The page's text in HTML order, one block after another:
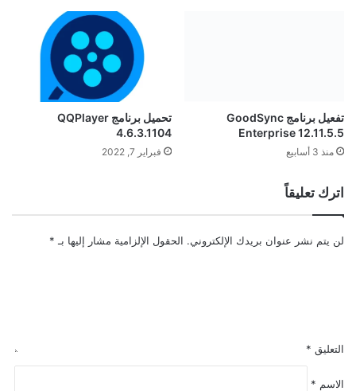
تفعيل برنامج GoodSync
Enterprise 12.11.5.5
منذ 3 أسابيع
تحميل برنامج QQPlayer
4.6.3.1104
فبراير 7, 2022
اترك تعليقاً
لن يتم نشر عنوان بريدك الإلكتروني. الحقول الإلزامية مشار إليها بـ *
التعليق *
الاسم *